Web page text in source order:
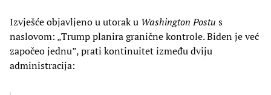
Izvješće objavljeno u utorak u Washington Postu s
naslovom: „Trump planira granične kontrole. Biden je već
započeo jednu”, prati kontinuitet između dviju
administracija: